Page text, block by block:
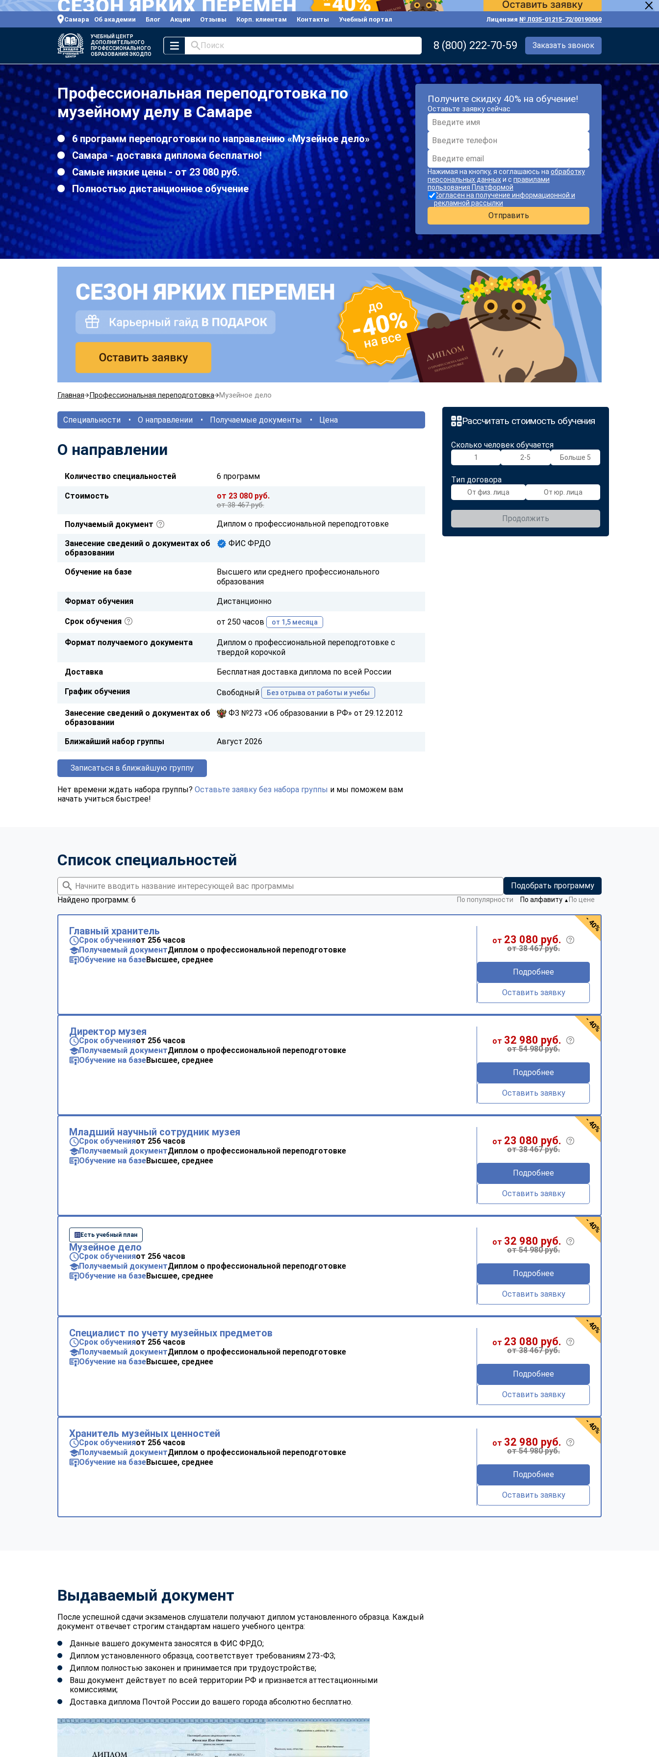
Самара Об академии Блог Акции Отзывы Корп. клиентам Контакты Учебный портал Лицензия № Л035-01215-72/00190069
УЧЕБНЫЙ ЦЕНТР
ДОПОЛНИТЕЛЬНОГО
ПРОФЕССИОНАЛЬНОГО
ОБРАЗОВАНИЯ ЭКОДПО
Поиск 8 (800) 222-70-59 Заказать звонок
Профессиональная переподготовка по
музейному делу в Самаре
6 программ переподготовки по направлению «Музейное дело»
Самара - доставка диплома бесплатно!
Самые низкие цены - от 23 080 руб.
Полностью дистанционное обучение
Получите скидку 40% на обучение!
Оставьте заявку сейчас
Нажимая на кнопку, я соглашаюсь на обработку
персональных данныхи с правилами
пользования Платформой
Согласен на получение информационной и
рекламной рассылки
Отправить
Главная Профессиональная переподготовка Музейное дело
Рассчитать стоимость обучения
Сколько человек обучается
1 2-5 Больше 5
Тип договора
От физ. лица От юр. лица
Продолжить
Специальности О направлении Получаемые документы Цена
О направлении
Количество специальностей 6 программ
Стоимость от 23 080 руб.
от 38 467 руб.
Получаемый документ Диплом о профессиональной переподготовке
Занесение сведений о документах об
образовании
ФИС ФРДО
Обучение на базе
Высшего или среднего профессионального
образования
Формат обучения Дистанционно
Срок обучения от 250 часов от 1,5 месяца
Формат получаемого документа
Диплом о профессиональной переподготовке с
твердой корочкой
Доставка Бесплатная доставка диплома по всей России
График обучения Свободный Без отрыва от работы и учебы
Занесение сведений о документах об
образовании
ФЗ №273 «Об образовании в РФ» от 29.12.2012
Ближайший набор группы Август 2026
Записаться в ближайшую группу
Нет времени ждать набора группы? Оставьте заявку без набора группы и мы поможем вам
начать учиться быстрее!
Список специальностей
Подобрать программу
Найдено программ: 6
По популярности По алфавиту ▼ По цене
Главный хранитель
Срок обученияот 256 часов
Получаемый документДиплом о профессиональной переподготовке
Обучение на базеВысшее, среднее
от 23 080 руб.
от 38 467 руб.
Подробнее
Оставить заявку
- 40%
Директор музея
Срок обученияот 256 часов
Получаемый документДиплом о профессиональной переподготовке
Обучение на базеВысшее, среднее
от 32 980 руб.
от 54 980 руб.
Подробнее
Оставить заявку
- 40%
Младший научный сотрудник музея
Срок обученияот 256 часов
Получаемый документДиплом о профессиональной переподготовке
Обучение на базеВысшее, среднее
от 23 080 руб.
от 38 467 руб.
Подробнее
Оставить заявку
- 40%
Есть учебный план
Музейное дело
Срок обученияот 256 часов
Получаемый документДиплом о профессиональной переподготовке
Обучение на базеВысшее, среднее
от 32 980 руб.
от 54 980 руб.
Подробнее
Оставить заявку
- 40%
Специалист по учету музейных предметов
Срок обученияот 256 часов
Получаемый документДиплом о профессиональной переподготовке
Обучение на базеВысшее, среднее
от 23 080 руб.
от 38 467 руб.
Подробнее
Оставить заявку
- 40%
Хранитель музейных ценностей
Срок обученияот 256 часов
Получаемый документДиплом о профессиональной переподготовке
Обучение на базеВысшее, среднее
от 32 980 руб.
от 54 980 руб.
Подробнее
Оставить заявку
- 40%
Выдаваемый документ
После успешной сдачи экзаменов слушатели получают диплом установленного образца. Каждый
документ отвечает строгим стандартам нашего учебного центра:
Данные вашего документа заносятся в ФИС ФРДО;
Диплом установленного образца, соответствует требованиям 273-ФЗ;
Диплом полностью законен и принимается при трудоустройстве;
Ваш документ действует по всей территории РФ и признается аттестационными
комиссиями;
Доставка диплома Почтой России до вашего города абсолютно бесплатно.